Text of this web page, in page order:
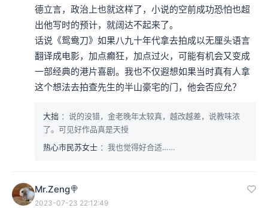
这一队七十来人的镖队瞧在眼里。”
如果我们单纯这样看，如此描述下来，这就是一般武侠小
说一个耸动的开场，马上就进入到那样的一种情境底下。
这里面有一个悬疑——到底这四个人是谁？他们有什么样
么样的武功？接下来要展开什么样的一场大战？
德立言，政治上也就这样了，小说的空前成功恐怕也超
出他写时的预计，就阔达不起来了。
话说《鸳鸯刀》如果八九十年代拿去拍成以无厘头语言
翻译成电影，加点癫狂，加点过火，可能有机会又变成
一部经典的港片喜剧。我也不仅遐想如果当时真有人拿
这个想法去拍查先生的半山豪宅的门，他会否应允？
大拙 ：说的没错，金老晚年太较真，越改越差，说教味浓
了。可见好作品真是天授
热心市民苏女士 ：我也觉得好合适……
Mr.Zeng🍭
2023-07-23 22:12:49